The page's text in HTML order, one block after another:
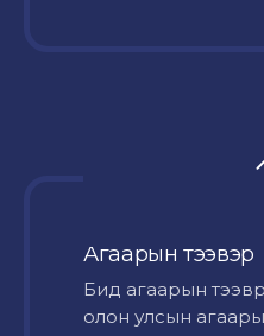
Агаарын тээвэр
Бид агаарын
олон улсын